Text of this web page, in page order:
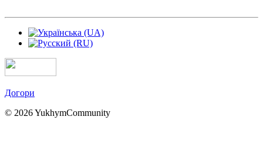
Догори
© 2026 YukhymCommunity